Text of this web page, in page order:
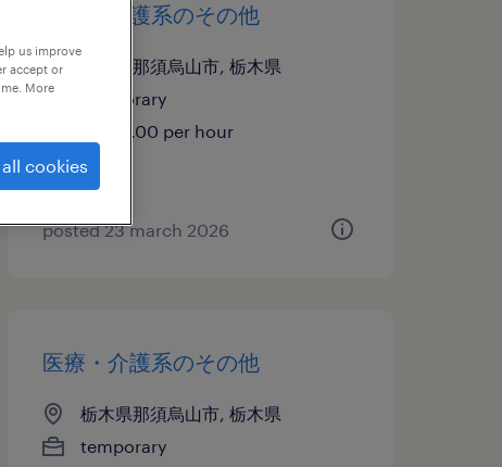
医療・介護系のその他
栃木県那須烏山市, 栃木県
temporary
¥1340.00 per hour
posted 23 march 2026
医療・介護系のその他
栃木県那須烏山市, 栃木県
temporary
us improve
accept or
More
cookies